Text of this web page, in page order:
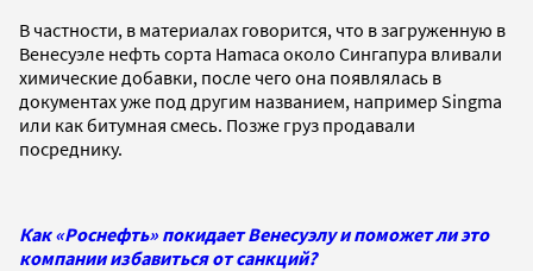
В частности, в материалах говорится, что в загруженную в
Венесуэле нефть сорта Hamaca около Сингапура вливали
химические добавки, после чего она появлялась в
документах уже под другим названием, например Singma
или как битумная смесь. Позже груз продавали
посреднику.
Как «Роснефть» покидает Венесуэлу и поможет ли это
компании избавиться от санкций?